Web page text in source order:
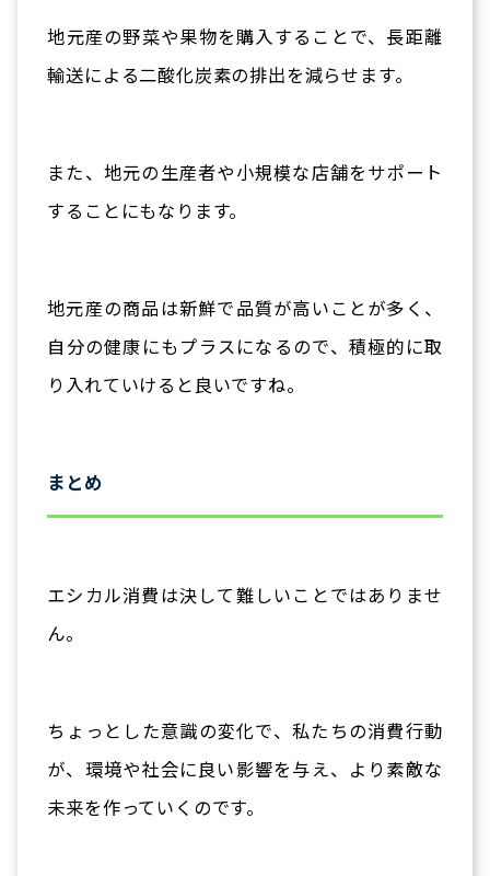
地元産の野菜や果物を購入することで、長距離
輸送による二酸化炭素の排出を減らせます。
また、地元の生産者や小規模な店舗をサポート
することにもなります。
地元産の商品は新鮮で品質が高いことが多く、
自分の健康にもプラスになるので、積極的に取
り入れていけると良いですね。
まとめ
エシカル消費は決して難しいことではありませ
ん。
ちょっとした意識の変化で、私たちの消費行動
が、環境や社会に良い影響を与え、より素敵な
未来を作っていくのです。